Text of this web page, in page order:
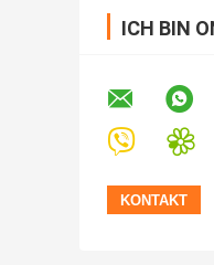
ICH BIN